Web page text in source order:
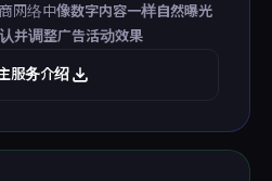
网络中像数字内容一样自然曝光
并调整广告活动效果
服务介绍